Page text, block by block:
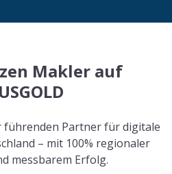
Makler auf
führenden Partner für digitale
– mit 100% regionaler
messbarem Erfolg.